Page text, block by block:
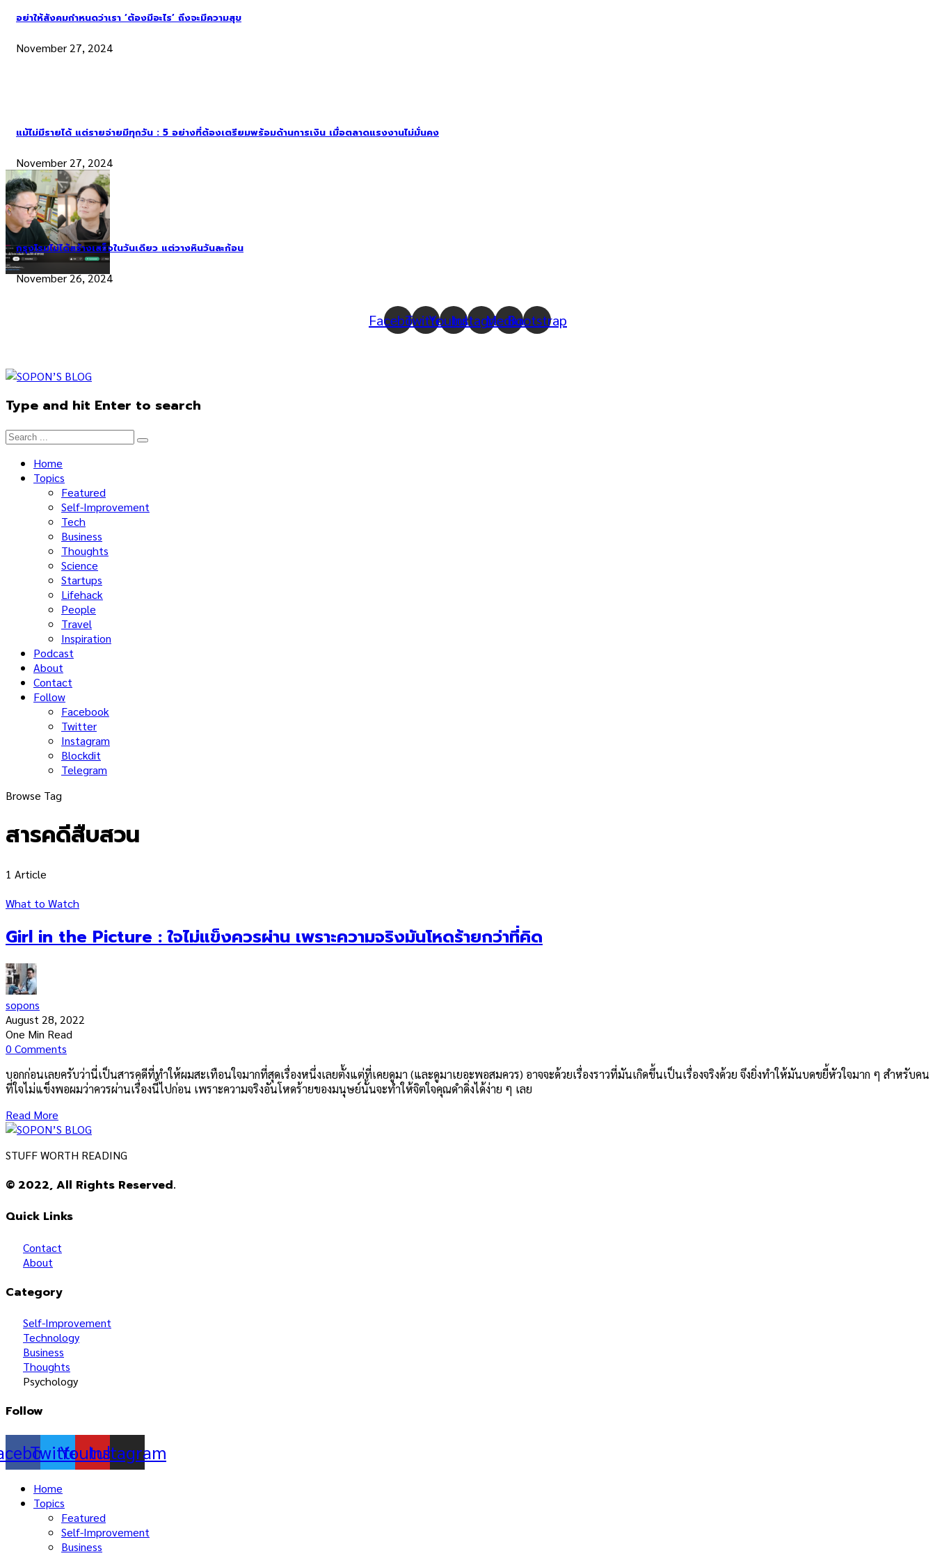
อย่าให้สังคมกำหนดว่าเรา ‘ต้องมีอะไร’ ถึงจะมีความสุข
November 27, 2024
แม้ไม่มีรายได้ แต่รายจ่ายมีทุกวัน : 5 อย่างที่ต้องเตรียมพร้อมด้านการเงิน เมื่อตลาดแรงงานไม่มั่นคง
November 27, 2024
กรุงโรมไม่ได้สร้างเสร็จในวันเดียว แต่วางหินวันละก้อน
November 26, 2024
FacebookTwitterYoutubeInstagram
Medium
Bootstrap
Type and hit Enter to search
Home
Topics
Featured
Self-Improvement
Tech
Business
Thoughts
Science
Startups
Lifehack
People
Travel
Inspiration
Podcast
About
Contact
Follow
Facebook
Twitter
Instagram
Blockdit
Telegram
Browse Tag
สารคดีสืบสวน
1 Article
What to Watch
Girl in the Picture ​: ใจไม่แข็งควรผ่าน เพราะความจริงมันโหดร้ายกว่าที่คิด
sopons
August 28, 2022
One Min Read
0 Comments
บอกก่อนเลยครับว่านี่เป็นสารคดีที่ทำให้ผมสะเทือนใจมากที่สุดเรื่องหนึ่งเลยตั้งแต่ที่เคยดูมา (และดูมาเยอะพอสมควร)​ อาจจะด้วยเรื่องราวที่มันเกิดขึ้นเป็นเรื่องจริงด้วย จึงยิ่งทำให้มันบดขยี้หัวใจมาก ๆ สำหรับคน
ที่ใจไม่แข็งพอผมว่าควรผ่านเรื่องนี้ไปก่อน เพราะความจริงอันโหดร้ายของมนุษย์นั้นจะทำให้จิตใจคุณดำดิ่งได้ง่าย ๆ เลย
Read More
STUFF WORTH READING
© 2022, All Rights Reserved.
Quick Links
Contact
About
Category
Self-Improvement
Technology
Business
Thoughts
Psychology
Follow
TwitterYoutube
Instagram
Home
Topics
Featured
Self-Improvement
Business